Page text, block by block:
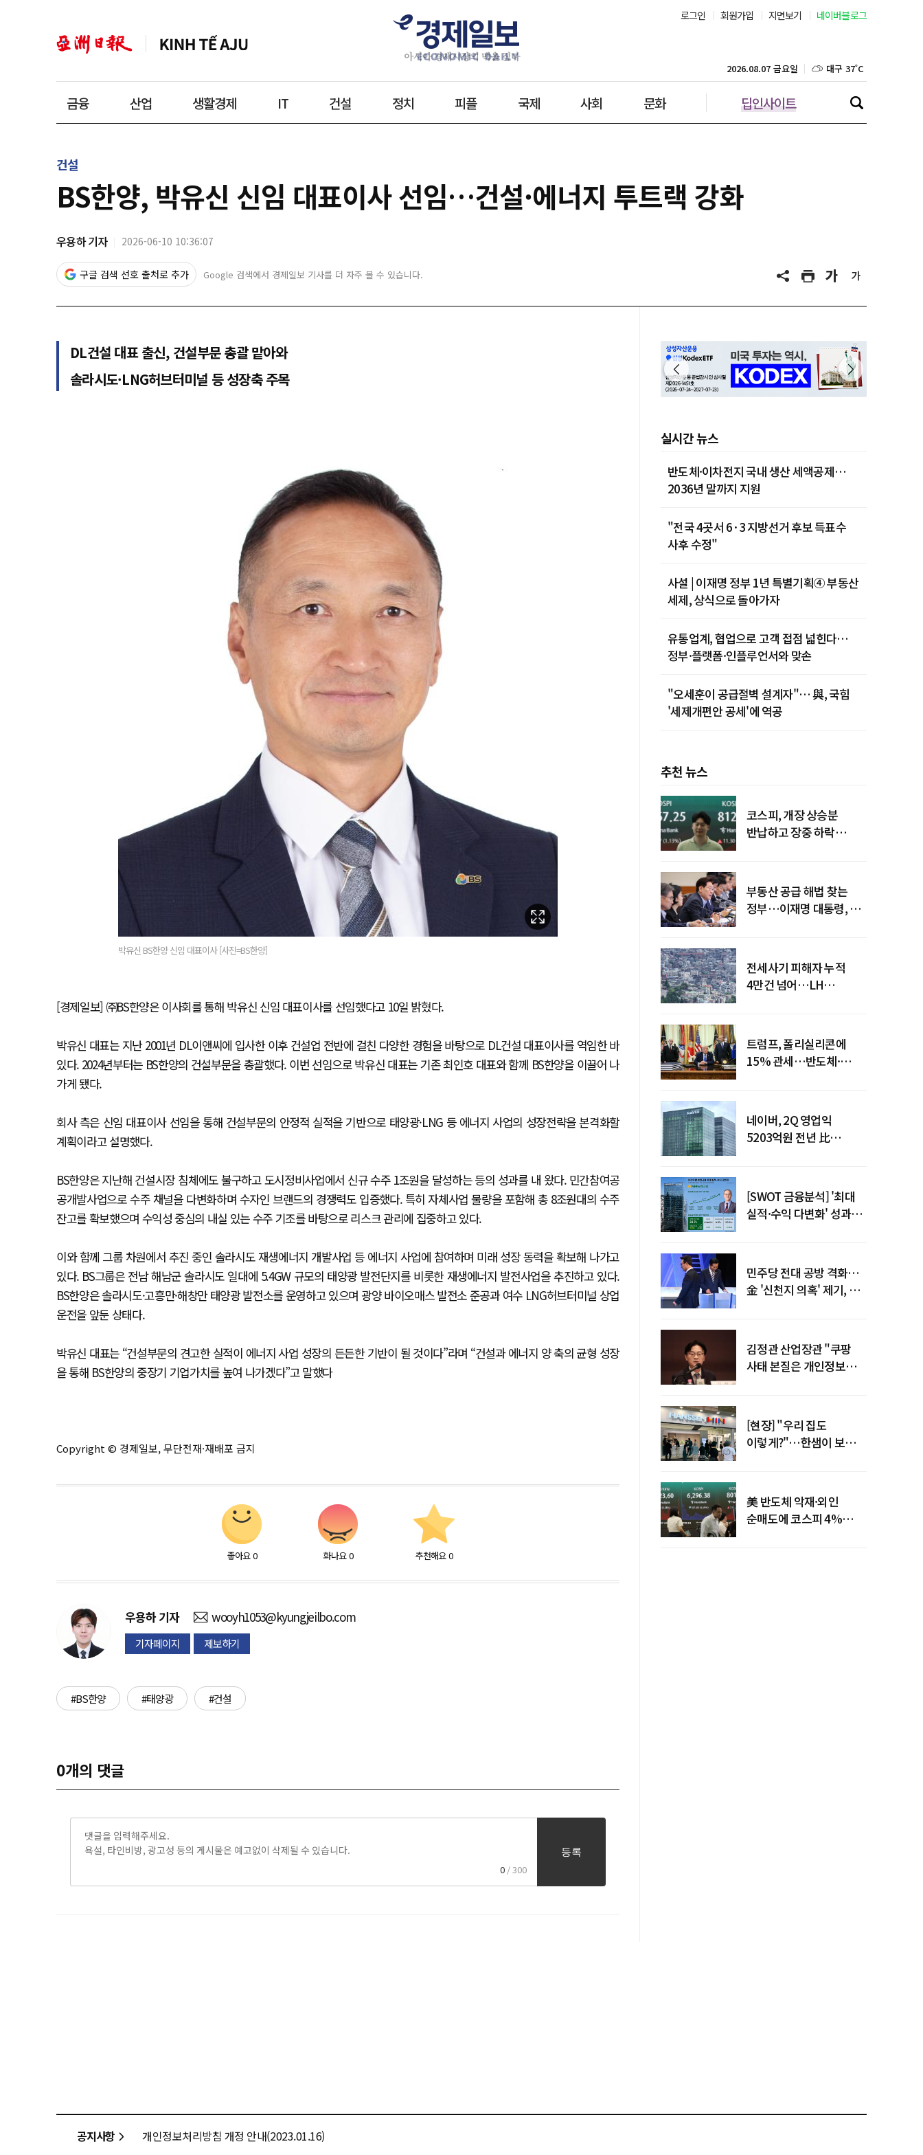
로그인 회원가입 지면보기 네이버블로그
금융 산업 생활경제 IT 건설 정치 피플 국제 사회 문화 딥인사이트
2026.08.07 금요일 대구 37˚C
인천 31˚C
제주 31˚C
건설
BS한양, 박유신 신임 대표이사 선임…건설·에너지 투트랙 강화
우용하 기자 2026-06-10 10:36:07
구글 검색 선호 출처로 추가 Google 검색에서 경제일보 기사를 더 자주 볼 수 있습니다.
DL건설 대표 출신, 건설부문 총괄 맡아와
솔라시도·LNG허브터미널 등 성장축 주목
박유신 BS한양 신임 대표이사 [사진=BS한양]
[경제일보] ㈜BS한양은 이사회를 통해 박유신 신임 대표이사를 선임했다고 10일 밝혔다.
박유신 대표는 지난 2001년 DL이앤씨에 입사한 이후 건설업 전반에 걸친 다양한 경험을 바탕으로 DL건설 대표이사를 역임한 바
있다. 2024년부터는 BS한양의 건설부문을 총괄했다. 이번 선임으로 박유신 대표는 기존 최인호 대표와 함께 BS한양을 이끌어 나
가게 됐다.
회사 측은 신임 대표이사 선임을 통해 건설부문의 안정적 실적을 기반으로 태양광·LNG 등 에너지 사업의 성장전략을 본격화할
계획이라고 설명했다.
BS한양은 지난해 건설시장 침체에도 불구하고 도시정비사업에서 신규 수주 1조원을 달성하는 등의 성과를 내 왔다. 민간참여공
공개발사업으로 수주 채널을 다변화하며 수자인 브랜드의 경쟁력도 입증했다. 특히 자체사업 물량을 포함해 총 8조원대의 수주
잔고를 확보했으며 수익성 중심의 내실 있는 수주 기조를 바탕으로 리스크 관리에 집중하고 있다.
이와 함께 그룹 차원에서 추진 중인 솔라시도 재생에너지 개발사업 등 에너지 사업에 참여하며 미래 성장 동력을 확보해 나가고
있다. BS그룹은 전남 해남군 솔라시도 일대에 5.4GW 규모의 태양광 발전단지를 비롯한 재생에너지 발전사업을 추진하고 있다.
BS한양은 솔라시도·고흥만·해창만 태양광 발전소를 운영하고 있으며 광양 바이오매스 발전소 준공과 여수 LNG허브터미널 상업
운전을 앞둔 상태다.
박유신 대표는 “건설부문의 견고한 실적이 에너지 사업 성장의 든든한 기반이 될 것이다”라며 “건설과 에너지 양 축의 균형 성장
을 통해 BS한양의 중장기 기업가치를 높여 나가겠다”고 말했다
Copyright © 경제일보, 무단전재·재배포 금지
좋아요 0 화나요 0 추천해요 0
우용하기자 wooyh1053@kyungjeilbo.com
기자페이지 제보하기
#BS한양 #태양광 #건설
0개의 댓글
0 / 300
등록
실시간 뉴스
반도체·이차전지 국내 생산 세액공제…
2036년 말까지 지원
"전국 4곳서 6·3 지방선거 후보 득표수
사후 수정"
사설 | 이재명 정부 1년 특별기획④ 부동산
세제, 상식으로 돌아가자
유통업계, 협업으로 고객 접점 넓힌다…
정부·플랫폼·인플루언서와 맞손
"오세훈이 공급절벽 설계자"… 與, 국힘
'세제개편안 공세'에 역공
추천 뉴스
코스피, 개장 상승분
반납하고 장중 하락
부동산 공급 해법 찾는
정부…이재명 대통령, 2차
전세사기 피해자 누적
4만건 넘어…LH
트럼프, 폴리실리콘에
15% 관세…반도체·
네이버, 2Q 영업익
5203억원 전년 比
[SWOT 금융분석] '최대
실적·수익 다변화' 성과…
민주당 전대 공방 격화…
金 '신천지 의혹' 제기, 鄭
김정관 산업장관 "쿠팡
사태 본질은 개인정보
[현장] "우리 집도
이렇게?"…한샘이 보여준
美 반도체 악재·외인
순매도에 코스피 4%
공지사항 개인정보처리방침 개정 안내(2023.01.16)